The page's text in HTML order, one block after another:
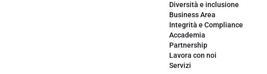
Diversità e inclusione
Business Area
Integrità e Compliance
Accademia
Partnership
Lavora con noi
Servizi